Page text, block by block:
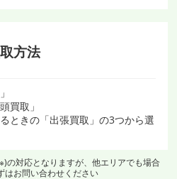
方法
買取」
ときの「出張買取」の3つから選
の対応となりますが、他エリアでも場合
はお問い合わせください